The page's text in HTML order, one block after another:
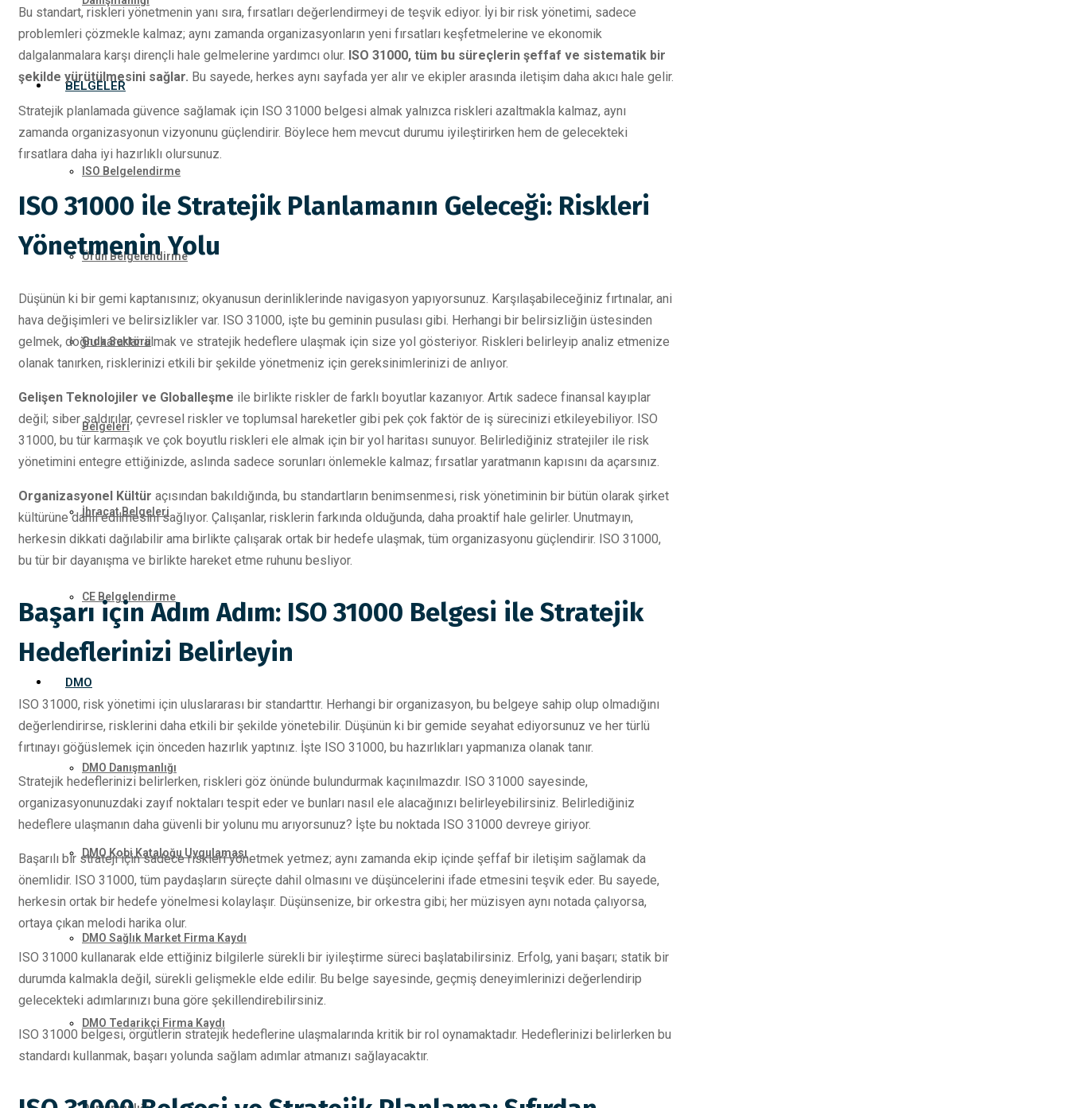
BELGELER
ISO Belgelendirme
Ürün Belgelendirme
Gıda Sektörü
Belgeleri
İhracat Belgeleri
CE Belgelendirme
DMO
DMO Danışmanlığı
DMO Kobi Kataloğu Uygulaması
DMO Sağlık Market Firma Kaydı
DMO Tedarikçi Firma Kaydı
Bu standart, riskleri yönetmenin yanı sıra, fırsatları değerlendirmeyi de teşvik ediyor. İyi bir risk yönetimi, sadece
problemleri çözmekle kalmaz; aynı zamanda organizasyonların yeni fırsatları keşfetmelerine ve ekonomik
dalgalanmalara karşı dirençli hale gelmelerine yardımcı olur. ISO 31000, tüm bu süreçlerin şeffaf ve sistematik bir
şekilde yürütülmesini sağlar. Bu sayede, herkes aynı sayfada yer alır ve ekipler arasında iletişim daha akıcı hale gelir.
Stratejik planlamada güvence sağlamak için ISO 31000 belgesi almak yalnızca riskleri azaltmakla kalmaz, aynı
zamanda organizasyonun vizyonunu güçlendirir. Böylece hem mevcut durumu iyileştirirken hem de gelecekteki
fırsatlara daha iyi hazırlıklı olursunuz.
ISO 31000 ile Stratejik Planlamanın Geleceği: Riskleri
Yönetmenin Yolu
Düşünün ki bir gemi kaptanısınız; okyanusun derinliklerinde navigasyon yapıyorsunuz. Karşılaşabileceğiniz fırtınalar, ani
hava değişimleri ve belirsizlikler var. ISO 31000, işte bu geminin pusulası gibi. Herhangi bir belirsizliğin üstesinden
gelmek, doğru kararlar almak ve stratejik hedeflere ulaşmak için size yol gösteriyor. Riskleri belirleyip analiz etmenize
olanak tanırken, risklerinizi etkili bir şekilde yönetmeniz için gereksinimlerinizi de anlıyor.
Gelişen Teknolojiler ve Globalleşme ile birlikte riskler de farklı boyutlar kazanıyor. Artık sadece finansal kayıplar
değil; siber saldırılar, çevresel riskler ve toplumsal hareketler gibi pek çok faktör de iş sürecinizi etkileyebiliyor. ISO
31000, bu tür karmaşık ve çok boyutlu riskleri ele almak için bir yol haritası sunuyor. Belirlediğiniz stratejiler ile risk
yönetimini entegre ettiğinizde, aslında sadece sorunları önlemekle kalmaz; fırsatlar yaratmanın kapısını da açarsınız.
Organizasyonel Kültür açısından bakıldığında, bu standartların benimsenmesi, risk yönetiminin bir bütün olarak şirket
kültürüne dahil edilmesini sağlıyor. Çalışanlar, risklerin farkında olduğunda, daha proaktif hale gelirler. Unutmayın,
herkesin dikkati dağılabilir ama birlikte çalışarak ortak bir hedefe ulaşmak, tüm organizasyonu güçlendirir. ISO 31000,
bu tür bir dayanışma ve birlikte hareket etme ruhunu besliyor.
Başarı için Adım Adım: ISO 31000 Belgesi ile Stratejik
Hedeflerinizi Belirleyin
ISO 31000, risk yönetimi için uluslararası bir standarttır. Herhangi bir organizasyon, bu belgeye sahip olup olmadığını
değerlendirirse, risklerini daha etkili bir şekilde yönetebilir. Düşünün ki bir gemide seyahat ediyorsunuz ve her türlü
fırtınayı göğüslemek için önceden hazırlık yaptınız. İşte ISO 31000, bu hazırlıkları yapmanıza olanak tanır.
Stratejik hedeflerinizi belirlerken, riskleri göz önünde bulundurmak kaçınılmazdır. ISO 31000 sayesinde,
organizasyonunuzdaki zayıf noktaları tespit eder ve bunları nasıl ele alacağınızı belirleyebilirsiniz. Belirlediğiniz
hedeflere ulaşmanın daha güvenli bir yolunu mu arıyorsunuz? İşte bu noktada ISO 31000 devreye giriyor.
Başarılı bir strateji için sadece riskleri yönetmek yetmez; aynı zamanda ekip içinde şeffaf bir iletişim sağlamak da
önemlidir. ISO 31000, tüm paydaşların süreçte dahil olmasını ve düşüncelerini ifade etmesini teşvik eder. Bu sayede,
herkesin ortak bir hedefe yönelmesi kolaylaşır. Düşünsenize, bir orkestra gibi; her müzisyen aynı notada çalıyorsa,
ortaya çıkan melodi harika olur.
ISO 31000 kullanarak elde ettiğiniz bilgilerle sürekli bir iyileştirme süreci başlatabilirsiniz. Erfolg, yani başarı; statik bir
durumda kalmakla değil, sürekli gelişmekle elde edilir. Bu belge sayesinde, geçmiş deneyimlerinizi değerlendirip
gelecekteki adımlarınızı buna göre şekillendirebilirsiniz.
ISO 31000 belgesi, örgütlerin stratejik hedeflerine ulaşmalarında kritik bir rol oynamaktadır. Hedeflerinizi belirlerken bu
standardı kullanmak, başarı yolunda sağlam adımlar atmanızı sağlayacaktır.